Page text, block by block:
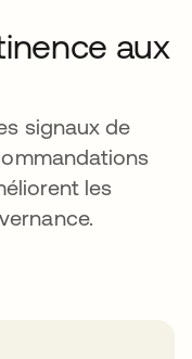
aux
signaux de
les